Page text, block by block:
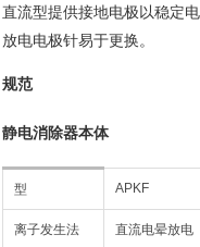
直流型提供接地电极以稳定
放电电极针易于更换。
规范
静电消除器本体
型 APKF
离子发生法 直流电晕放电